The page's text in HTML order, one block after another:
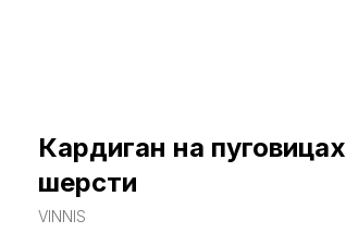
Кардиган на
шерсти
VINNIS